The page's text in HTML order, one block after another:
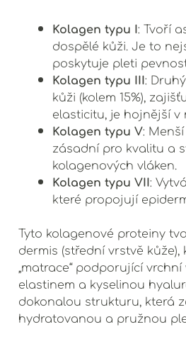
Kolagen typu I: Tvoří
dospělé kůži. Je to
poskytuje pleti
Kolagen typu III:
kůži (kolem 15%),
elasticitu, je hojnější v
Kolagen typu V:
zásadní pro kvalitu a
kolagenových vláken.
Kolagen typu VII:
které propojují
Tyto kolagenové proteiny
dermis (střední vrstvě
„matrace“ podporující
elastinem a kyselinou
dokonalou strukturu, která
hydratovanou a pružnou